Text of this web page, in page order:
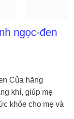
ngọc-đen
Của hãng
khí, giúp mẹ
khỏe cho mẹ và